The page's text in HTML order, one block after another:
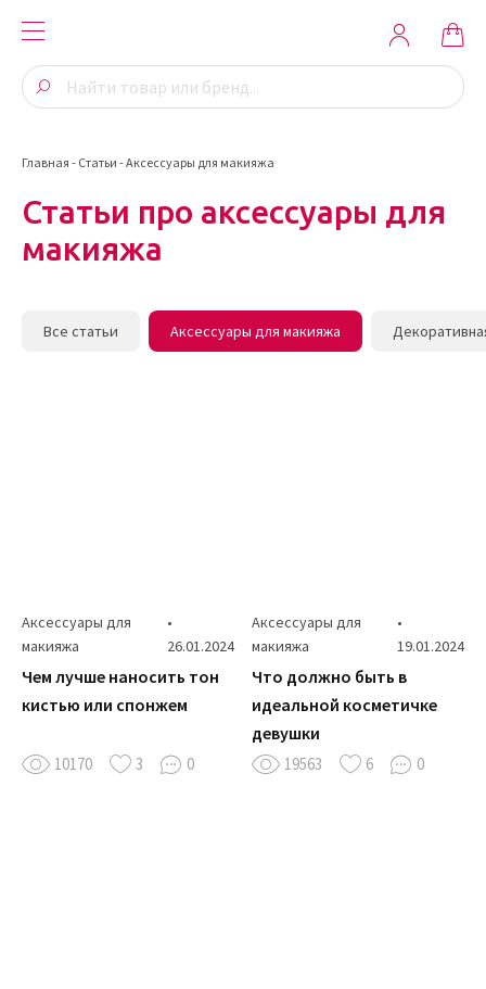
Главная - Статьи -Аксессуары для макияжа
Статьи про аксессуары для
макияжа
Все статьи Аксессуары для макияжа
Аксессуары для
макияжа
•
26.01.2024
Чем лучше наносить тон
кистью или спонжем
10170 3 0
Аксессуары для
макияжа
•
19.01.2024
Что должно быть в
идеальной косметичке
девушки
19563 6 0